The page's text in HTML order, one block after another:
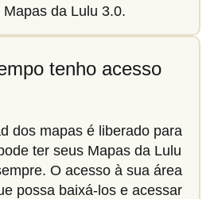
da Lulu 3.0.
tenho acesso
dos mapas é liberado para
ter seus Mapas da Lulu
O acesso à sua área
possa baixá-los e acessar